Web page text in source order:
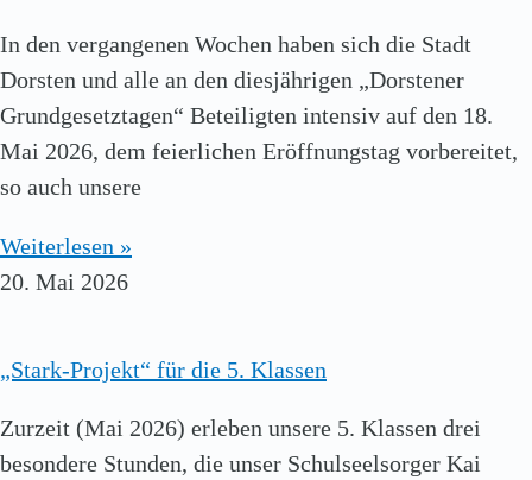
In den vergangenen Wochen haben sich die Stadt
Dorsten und alle an den diesjährigen „Dorstener
Grundgesetztagen“ Beteiligten intensiv auf den 18.
Mai 2026, dem feierlichen Eröffnungstag vorbereitet,
so auch unsere
Weiterlesen »
20. Mai 2026
„Stark-Projekt“ für die 5. Klassen
Zurzeit (Mai 2026) erleben unsere 5. Klassen drei
besondere Stunden, die unser Schulseelsorger Kai